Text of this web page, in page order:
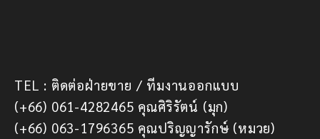
TEL : ติดต่อฝ่ายขาย / ทีมงานออกแบบ
(+66) 061-4282465 คุณศิริรัตน์ (มุก)
(+66) 063-1796365 คุณปริญญารักษ์ (หมวย)